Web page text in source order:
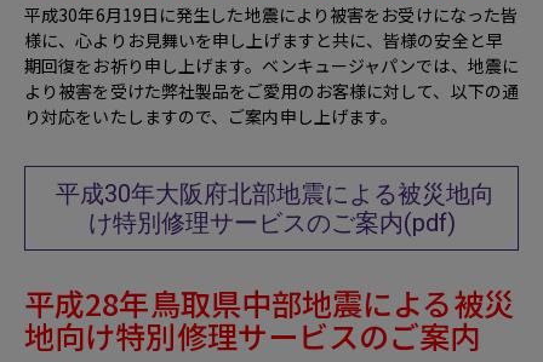
平成30年6月19日に発生した地震により被害をお受けになった皆
様に、心よりお見舞いを申し上げますと共に、皆様の安全と早
期回復をお祈り申し上げます。ベンキュージャパンでは、地震に
より被害を受けた弊社製品をご愛用のお客様に対して、以下の通
り対応をいたしますので、ご案内申し上げます。
平成30年大阪府北部地震による被災地向
け特別修理サービスのご案内(pdf)
平成28年鳥取県中部地震による被災
地向け特別修理サービスのご案内